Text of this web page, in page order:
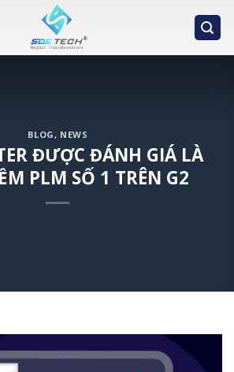
BLOG, NEWS
ĐƯỢC ĐÁNH GIÁ LÀ
PLM SỐ 1 TRÊN G2